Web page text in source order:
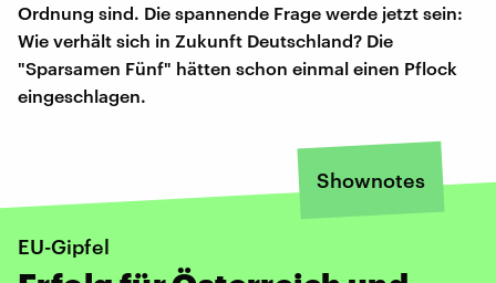
Ordnung sind. Die spannende Frage werde jetzt sein:
Wie verhält sich in Zukunft Deutschland? Die
"Sparsamen Fünf" hätten schon einmal einen Pflock
eingeschlagen.
Shownotes
EU-Gipfel